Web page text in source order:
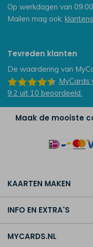
Op werkdagen van
Mailen mag ook:
Tevreden klanten
De waardering van
MyCards
9.2 uit 10 beoordeeld.
Maak de mooiste
KAARTEN MAKEN
INFO EN EXTRA'S
MYCARDS.NL